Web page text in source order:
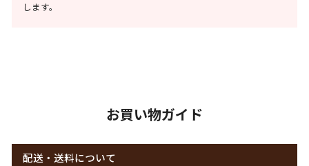
します。
お買い物ガイド
配送・送料について